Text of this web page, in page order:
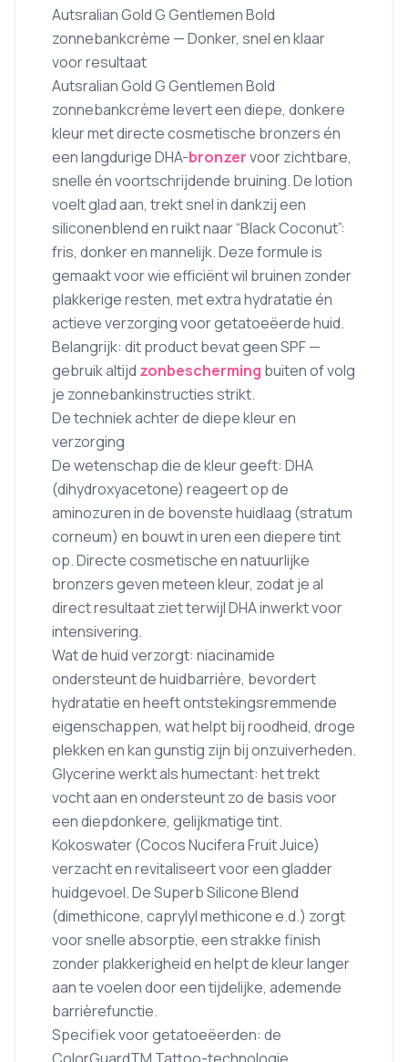
Autsralian Gold G Gentlemen Bold
zonnebankcrème — Donker, snel en klaar
voor resultaat
Autsralian Gold G Gentlemen Bold
zonnebankcrème levert een diepe, donkere
kleur met directe cosmetische bronzers én
een langdurige DHA-bronzervoor zichtbare,
snelle én voortschrijdende bruining. De lotion
voelt glad aan, trekt snel in dankzij een
siliconenblend en ruikt naar “Black Coconut”:
fris, donker en mannelijk. Deze formule is
gemaakt voor wie efficiënt wil bruinen zonder
plakkerige resten, met extra hydratatie én
actieve verzorging voor getatoeëerde huid.
Belangrijk: dit product bevat geen SPF —
gebruik altijd zonbescherming buiten of volg
je zonnebankinstructies strikt.
De techniek achter de diepe kleur en
verzorging
De wetenschap die de kleur geeft: DHA
(dihydroxyacetone) reageert op de
aminozuren in de bovenste huidlaag (stratum
corneum) en bouwt in uren een diepere tint
op. Directe cosmetische en natuurlijke
bronzers geven meteen kleur, zodat je al
direct resultaat ziet terwijl DHA inwerkt voor
intensivering.
Wat de huid verzorgt: niacinamide
ondersteunt de huidbarrière, bevordert
hydratatie en heeft ontstekingsremmende
eigenschappen, wat helpt bij roodheid, droge
plekken en kan gunstig zijn bij onzuiverheden.
Glycerine werkt als humectant: het trekt
vocht aan en ondersteunt zo de basis voor
een diepdonkere, gelijkmatige tint.
Kokoswater (Cocos Nucifera Fruit Juice)
verzacht en revitaliseert voor een gladder
huidgevoel. De Superb Silicone Blend
(dimethicone, caprylyl methicone e.d.) zorgt
voor snelle absorptie, een strakke finish
zonder plakkerigheid en helpt de kleur langer
aan te voelen door een tijdelijke, ademende
barrièrefunctie.
Specifiek voor getatoeëerden: de